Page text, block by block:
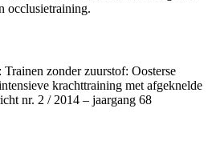
occlusietraining.
zonder zuurstof: Oosterse
krachttraining met afgeknelde
nr. 2 / 2014 – jaargang 68